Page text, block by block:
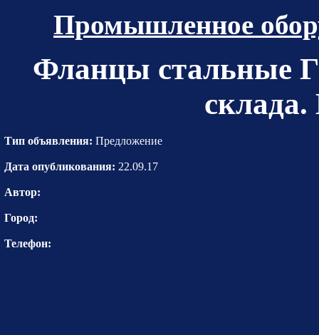
Промышленное
Фланцы стальные
склада.
Тип объявления: Предложение
Дата опубликования: 22.09.17
Автор:
Город:
Телефон: